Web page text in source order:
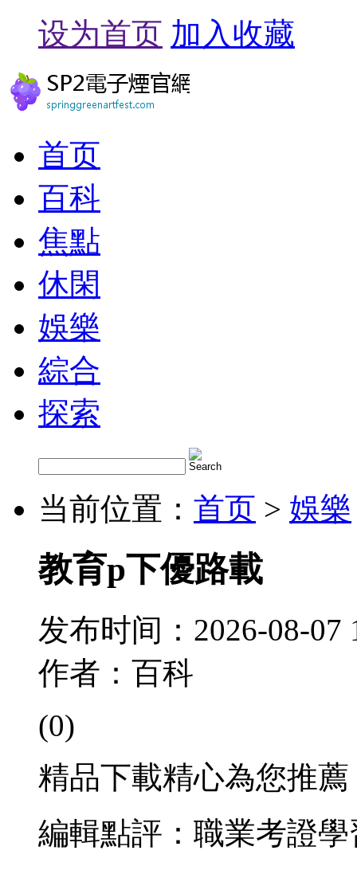
设为首页 加入收藏
首页
百科
焦點
休閑
娛樂
綜合
探索
当前位置： 首页 > 娛樂
教育p下優路載
发布时间：2026-08-07
作者：百科
(0)
精品下載精心為您推薦
編輯點評：職業考證